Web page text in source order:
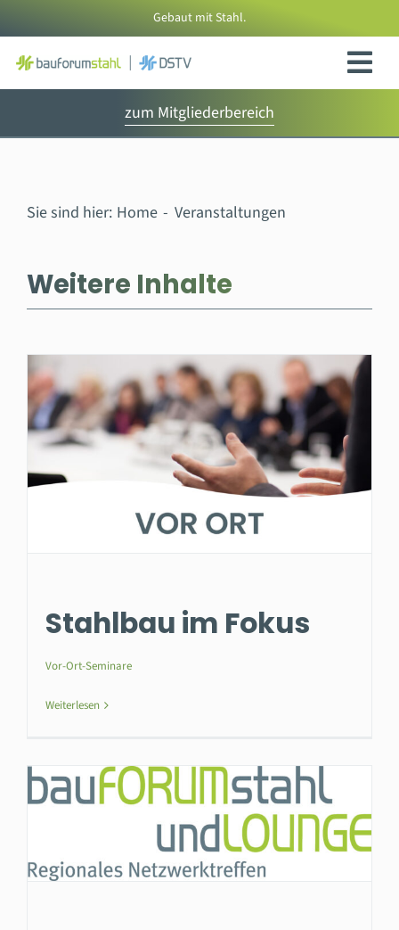
Inhalt
springen
Gebaut mit Stahl.
zum Mitgliederbereich
Sie sind hier: Home Veranstaltungen
Weitere Inhalte
Stahlbau im Fokus
Vor-Ort-Seminare
Weiterlesen